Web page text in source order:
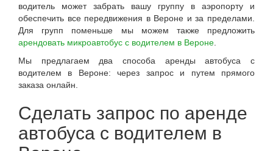
водитель может забрать вашу группу в аэропорту и
обеспечить все передвижения в Вероне и за пределами.
Для групп поменьше мы можем также предложить
арендовать микроавтобус с водителем в Вероне
Мы предлагаем два способа аренды автобуса с
водителем в Вероне: через запрос и путем прямого
заказа онлайн.
Сделать запрос по аренде
автобуса с водителем в